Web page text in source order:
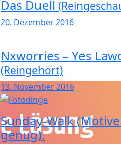
Das Duell
20. Dezember 2016
Nxworries – Yes
(Reingehört)
13. November 2016
Sunday-Walk
genug).